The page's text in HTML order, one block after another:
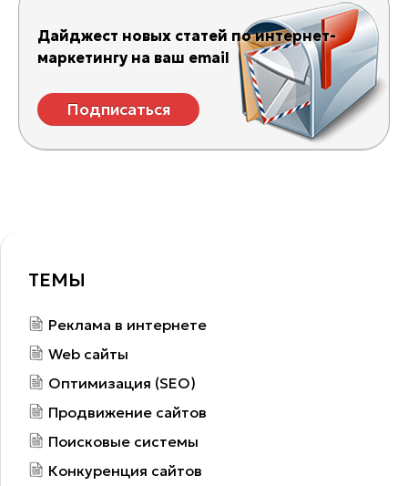
Дайджест новых статей по интернет-
маркетингу на ваш email
Подписаться
ТЕМЫ
Реклама в интернете
Web сайты
Оптимизация (SEO)
Продвижение сайтов
Поисковые системы
Конкуренция сайтов